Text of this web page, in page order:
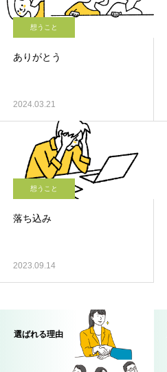
想うこと
ありがとう
2024.03.21
想うこと
落ち込み
2023.09.14
選ばれる理由